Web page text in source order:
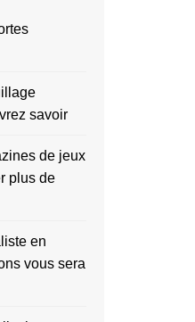
savoir
de jeux
plus de
en
vous sera